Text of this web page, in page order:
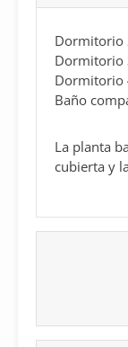
Dormitorio
Dormitorio
Dormitorio
Baño
La planta
cubierta y